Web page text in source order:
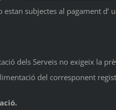
estan subjectes al pagament
dels Serveis no exigeix la
del corresponent